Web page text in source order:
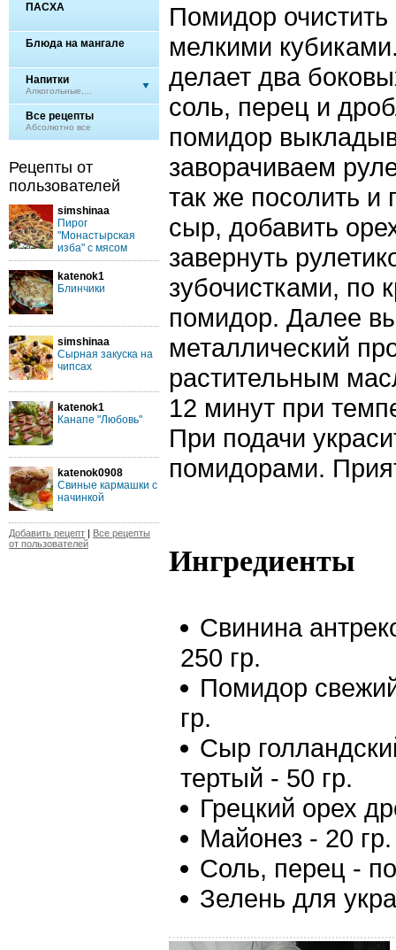
ПАСХА
Блюда на мангале
Напитки
Алкогольные,...
Все рецепты
Абсолютно все
Рецепты от
пользователей
simshinaa
Пирог
"Монастырская
изба" с мясом
katenok1
Блинчики
simshinaa
Сырная закуска на
чипсах
katenok1
Канапе "Любовь"
katenok0908
Свиные кармашки с
начинкой
Добавить рецепт | Все рецепты
от пользователей
Помидор очистить
мелкими
делает два
соль, перец и
помидор
заворачиваем
так же посолить и
сыр, добавить
завернуть
зубочистками, по
помидор. Далее
металлический
растительным
12 минут при
При подачи
помидорами.
Ингредиенты
Свинина
250 гр.
Помидор
гр.
Сыр
тертый - 50 гр.
Грецкий орех
Майонез - 20 гр.
Соль, перец -
Зелень для